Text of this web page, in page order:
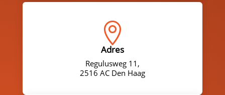

Adres
Regulusweg 11,
2516 AC Den Haag